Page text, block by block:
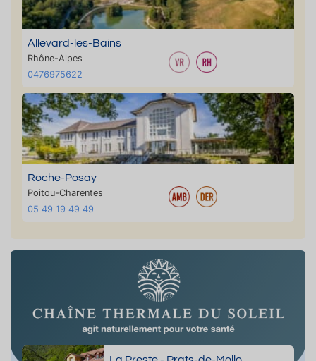
Allevard-les-Bains
Rhône-Alpes
0476975622
Roche-Posay
Poitou-Charentes
05 49 19 49 49